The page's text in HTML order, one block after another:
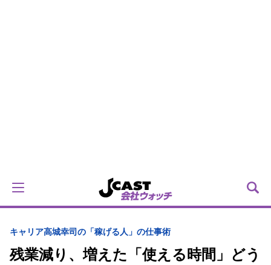
キャリア高城幸司の「稼げる人」の仕事術
残業減り、増えた「使える時間」どう